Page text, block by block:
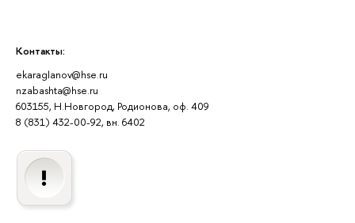
Контакты:
ekaraglanov@hse.ru
nzabashta@hse.ru
603155, Н.Новгород, Родионова, оф. 409
8 (831) 432-00-92, вн. 6402